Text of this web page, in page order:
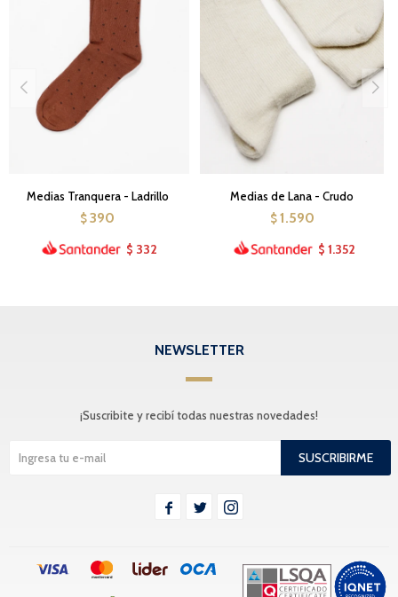
Medias Tranquera - Ladrillo
$ 390
$ 332
Medias de Lana - Crudo
$ 1.590
$ 1.352
NEWSLETTER
¡Suscribite y recibí todas nuestras novedades!
SUSCRIBIRME
  